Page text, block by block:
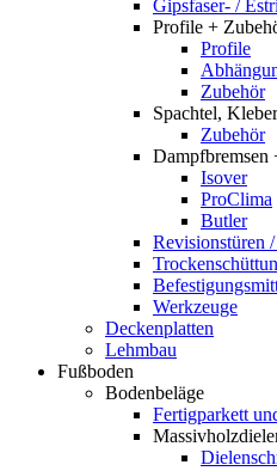
Gipsfaser- /
Profile +
Profile
Zubehör
Spachtel, Kleber
Zubehör
Dampfbremsen
Isover
ProClima
Butler
Revisionstüren
Werkzeuge
Deckenplatten
Lehmbau
Fußboden
Bodenbeläge
Fertigparkett